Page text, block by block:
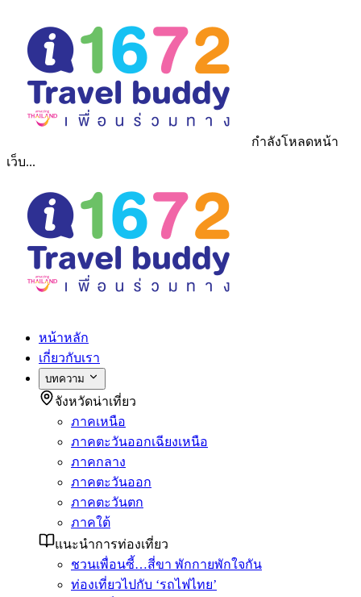
กำลังโหลดหน้า
เว็บ...
หน้าหลัก
เกี่ยวกับเรา
บทความ
จังหวัดน่าเที่ยว
ภาคเหนือ
ภาคตะวันออกเฉียงเหนือ
ภาคกลาง
ภาคตะวันออก
ภาคตะวันตก
ภาคใต้
แนะนำการท่องเที่ยว
ชวนเพื่อนซี้…สี่ขา พักกายพักใจกัน
ท่องเที่ยวไปกับ ‘รถไฟไทย’